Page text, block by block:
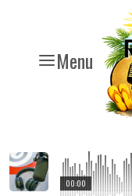
Menu
00:00